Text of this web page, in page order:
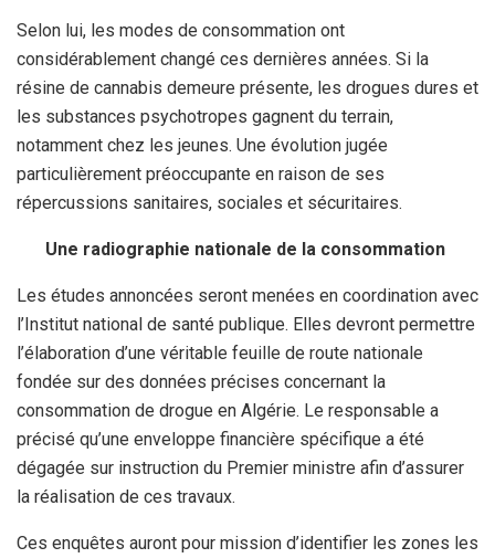
Selon lui, les modes de consommation ont
considérablement changé ces dernières années. Si la
résine de cannabis demeure présente, les drogues dures et
les substances psychotropes gagnent du terrain,
notamment chez les jeunes. Une évolution jugée
particulièrement préoccupante en raison de ses
répercussions sanitaires, sociales et sécuritaires.
Une radiographie nationale de la consommation
Les études annoncées seront menées en coordination avec
l’Institut national de santé publique. Elles devront permettre
l’élaboration d’une véritable feuille de route nationale
fondée sur des données précises concernant la
consommation de drogue en Algérie. Le responsable a
précisé qu’une enveloppe financière spécifique a été
dégagée sur instruction du Premier ministre afin d’assurer
la réalisation de ces travaux.
Ces enquêtes auront pour mission d’identifier les zones les